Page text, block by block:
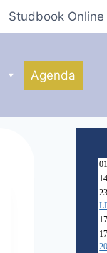
Studbook Online
Agenda